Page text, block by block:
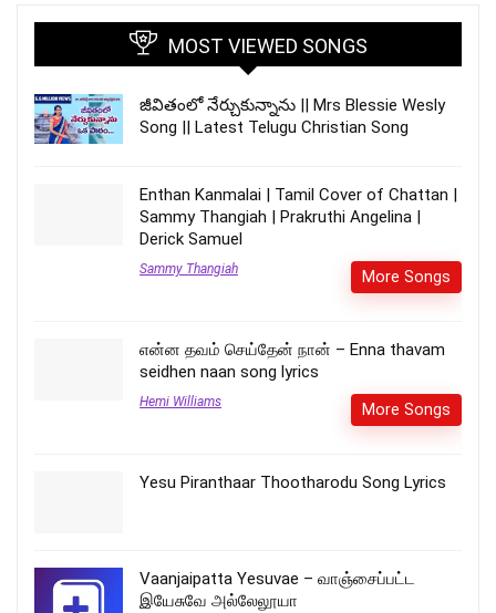
MOST VIEWED SONGS
జీవితంలో నేర్చుకున్నాను || Mrs Blessie Wesly
Song || Latest Telugu Christian Song
Enthan Kanmalai | Tamil Cover of Chattan |
Sammy Thangiah | Prakruthi Angelina |
Derick Samuel
Sammy Thangiah More Songs
என்ன தவம் செய்தேன் நான் – Enna thavam
seidhen naan song lyrics
Hemi Williams More Songs
Yesu Piranthaar Thootharodu Song Lyrics
Vaanjaipatta Yesuvae – வாஞ்சைப்பட்ட
இயேசுவே அல்லேலூயா